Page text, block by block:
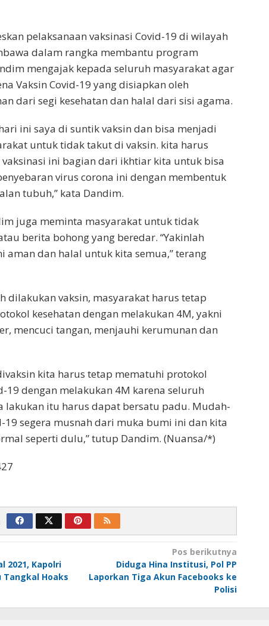
pelaksanaan vaksinasi Covid-19 di wilayah
dalam rangka membantu program
mengajak kepada seluruh masyarakat agar
Vaksin Covid-19 yang disiapkan oleh
dari segi kesehatan dan halal dari sisi agama.
ini saya di suntik vaksin dan bisa menjadi
untuk tidak takut di vaksin. kita harus
vaksinasi ini bagian dari ikhtiar kita untuk bisa
virus corona ini dengan membentuk
tubuh,” kata Dandim.
juga meminta masyarakat untuk tidak
berita bohong yang beredar. “Yakinlah
aman dan halal untuk kita semua,” terang
dilakukan vaksin, masyarakat harus tetap
kesehatan dengan melakukan 4M, yakni
mencuci tangan, menjauhi kerumunan dan
kita harus tetap mematuhi protokol
19 dengan melakukan 4M karena seluruh
lakukan itu harus dapat bersatu padu. Mudah-
19 segera musnah dari muka bumi ini dan kita
seperti dulu,” tutup Dandim. (Nuansa/*)
2021, Kapolri
Tangkal Hoaks
Pos berikutnya
Diduga Hina Institusi, Pol PP
Laporkan Tiga Akun Facebooks ke
Polisi